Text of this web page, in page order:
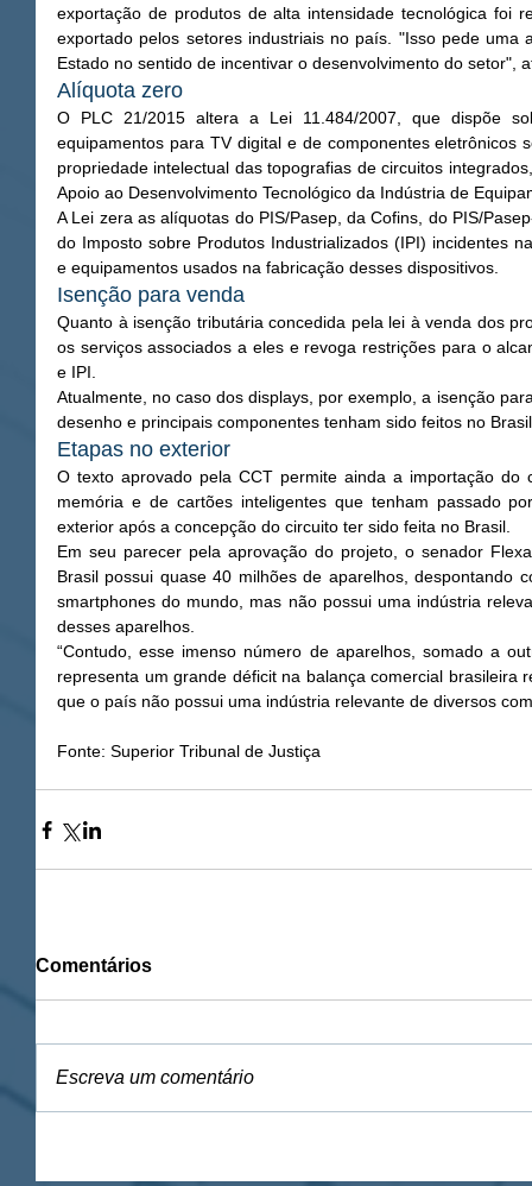
exportação de produtos de alta intensidade tecnológica foi
exportado pelos setores industriais no país. "Isso pede uma
Estado no sentido de incentivar o desenvolvimento do setor",
Alíquota zero
O PLC 21/2015 altera a Lei 11.484/2007, que dispõe
equipamentos para TV digital e de componentes eletrônicos
propriedade intelectual das topografias de circuitos
Apoio ao Desenvolvimento Tecnológico da Indústria de
A Lei zera as alíquotas do PIS/Pasep, da Cofins, do PIS/
do Imposto sobre Produtos Industrializados (IPI) incidentes
e equipamentos usados na fabricação desses dispositivos.
Isenção para venda
Quanto à isenção tributária concedida pela lei à venda dos
os serviços associados a eles e revoga restrições para o
e IPI.
Atualmente, no caso dos displays, por exemplo, a isenção
desenho e principais componentes tenham sido feitos no
Etapas no exterior
O texto aprovado pela CCT permite ainda a importação do
memória e de cartões inteligentes que tenham passado
exterior após a concepção do circuito ter sido feita no Brasil.
Em seu parecer pela aprovação do projeto, o senador
Brasil possui quase 40 milhões de aparelhos, despontando
smartphones do mundo, mas não possui uma indústria
desses aparelhos.
“Contudo, esse imenso número de aparelhos, somado a
representa um grande déficit na balança comercial brasileira
que o país não possui uma indústria relevante de diversos
Fonte: Superior Tribunal de Justiça
Comentários
Escreva um comentário